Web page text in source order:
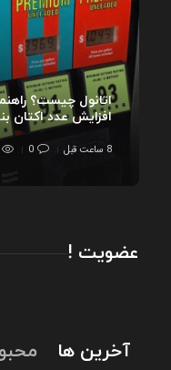
اتانول چیست؟
افزایش عدد اکتان
8 ساعت قبل 0
عضویت !
آخرین ها